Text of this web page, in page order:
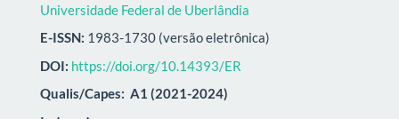
Universidade Federal de Uberlândia
E-ISSN: 1983-1730 (versão eletrônica)
DOI: https://doi.org/10.14393/ER
Qualis/Capes: A1 (2021-2024)